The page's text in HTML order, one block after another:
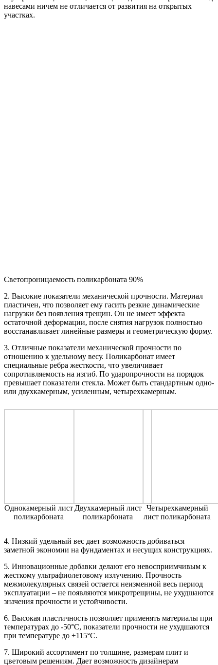
навесами ничем не отличается от развития на открытых
участках.
Светопроницаемость поликарбоната 90%
2. Высокие показатели механической прочности. Материал
пластичен, что позволяет ему гасить резкие динамические
нагрузки без появления трещин. Он не имеет эффекта
остаточной деформации, после снятия нагрузок полностью
восстанавливает линейные размеры и геометрическую форму.
3. Отличные показатели механической прочности по
отношению к удельному весу. Поликарбонат имеет
специальные ребра жесткости, что увеличивает
сопротивляемость на изгиб. По ударопрочности на порядок
превышает показатели стекла. Может быть стандартным одно-
или двухкамерным, усиленным, четырехкамерным.
Однокамерный лист
поликарбоната
Двухкамерный лист
поликарбоната
Четырехкамерный
лист поликарбоната
4. Низкий удельный вес дает возможность добиваться
заметной экономии на фундаментах и несущих конструкциях.
5. Инновационные добавки делают его невосприимчивым к
жесткому ультрафиолетовому излучению. Прочность
межмолекулярных связей остается неизменной весь период
эксплуатации – не появляются микротрещины, не ухудшаются
значения прочности и устойчивости.
6. Высокая пластичность позволяет применять материалы при
температурах до -50°С, показатели прочности не ухудшаются
при температуре до +115°С.
7. Широкий ассортимент по толщине, размерам плит и
цветовым решениям. Дает возможность дизайнерам